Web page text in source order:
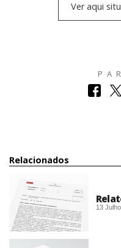
Ver aqui
Relacionados
13